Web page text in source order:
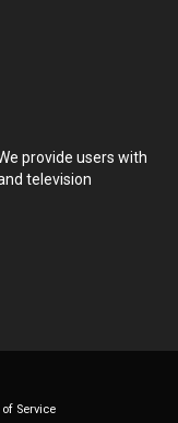
provide users with
television
Service